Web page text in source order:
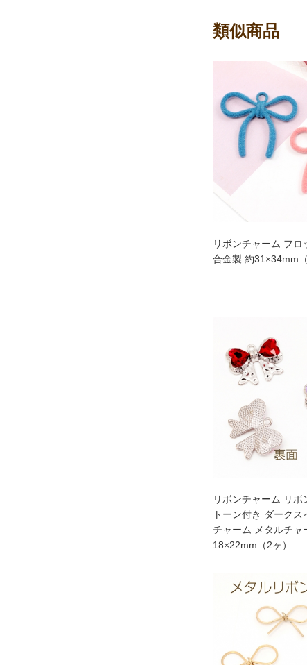
類似商品
リボンチャーム フロ
合金製 約31×34mm（
リボンチャーム リボ
トーン付き ダークス
チャーム メタルチャ
18×22mm（2ヶ）